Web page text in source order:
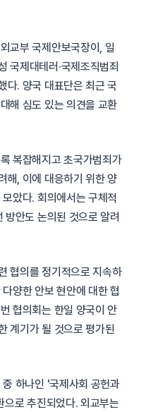
교부 국제안보국장이, 일
국제대테러·국제조직범죄
다. 양국 대표단은 최근 국
해 심도 있는 의견을 교환
복잡해지고 초국가범죄가
해, 이에 대응하기 위한 양
았다. 회의에서는 구체적
안도 논의된 것으로 알려
협의를 정기적으로 지속하
양한 안보 현안에 대한 협
협의회는 한일 양국이 안
계기가 될 것으로 평가된
하나인 '국제사회 공헌과
로 추진되었다. 외교부는